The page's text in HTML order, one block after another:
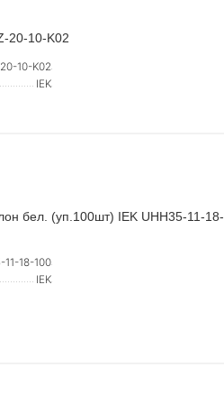
20-10-K02
10-K02
IEK
бел. (уп.100шт) IEK UHH35-11-18-
11-18-100
IEK